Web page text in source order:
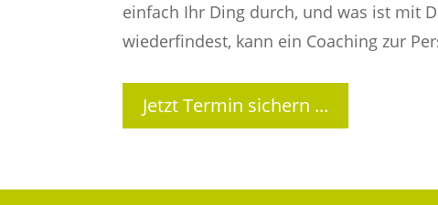
einfach Ihr Ding durch, und was ist mit
wiederfindest, kann ein Coaching zur
Jetzt Termin sichern ...